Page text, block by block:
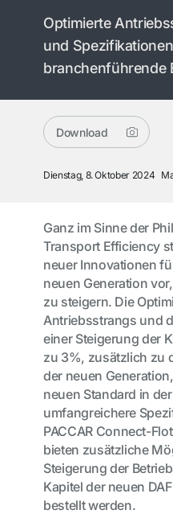
Optimierte
und
branchenführende
Download
Dienstag, 8. Oktober 2024
Ganz im Sinne der
Transport Efficiency
neuer Innovationen
neuen Generation
zu steigern. Die
Antriebsstrangs und
einer Steigerung der
zu 3%, zusätzlich zu
der neuen
neuen Standard in
umfangreichere
PACCAR Connect-
bieten zusätzliche
Steigerung der
Kapitel der neuen
bestellt werden.